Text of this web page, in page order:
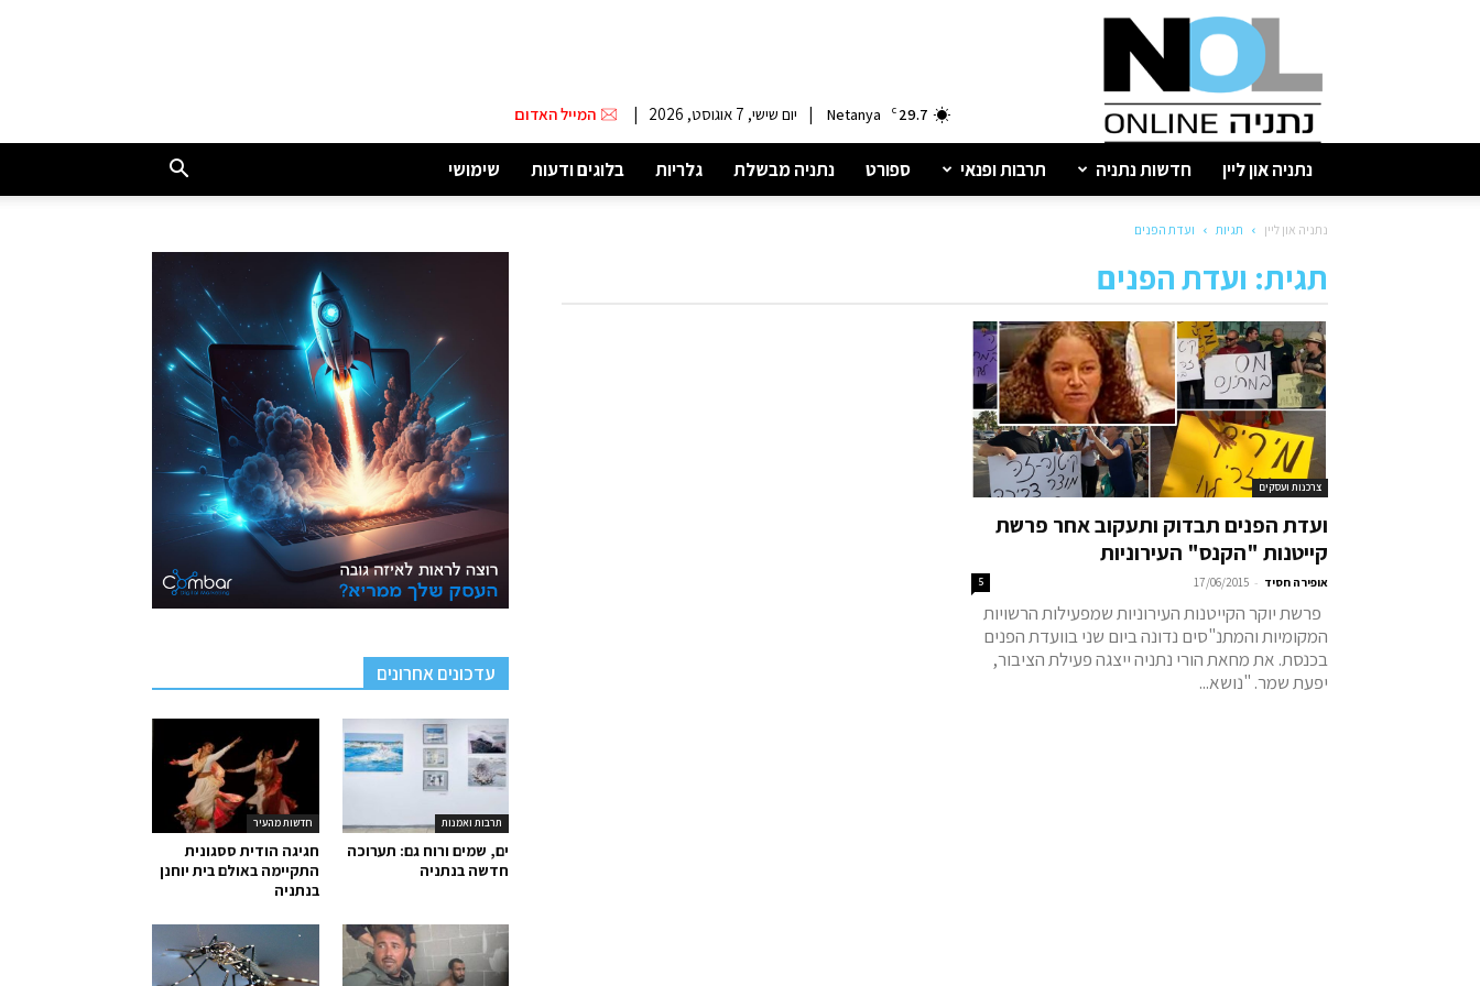
נתניה
29.7
C
Netanya
| יום שישי, 7 אוגוסט, 2026 | המייל האדום
נתניה און ליין חדשות נתניה תרבות ופנאי ספורט נתניה מבשלת גלריות בלוגים ודעות שימושי
נתניה און ליין תגיות ועדת הפנים
תגית: ועדת הפנים
צרכנות ועסקים
ועדת הפנים תבדוק ותעקוב אחר פרשת
קייטנות "הקנס" העירוניות
אופירה חסיד -
17/06/2015
5
פרשת יוקר הקייטנות העירוניות שמפעילות הרשויות
המקומיות והמתנ"סים נדונה ביום שני בוועדת הפנים
בכנסת. את מחאת הורי נתניה ייצגה פעילת הציבור,
יפעת שמר. "נושא...
עדכונים אחרונים
חדשות מהעיר
חגיגה הודית ססגונית
התקיימה באולם בית יוחנן
בנתניה
תרבות ואמנות
ים, שמים ורוח גם: תערוכה
חדשה בנתניה